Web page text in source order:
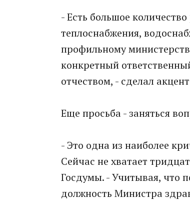
- Есть большое
теплоснабжения,
профильному
конкретный
отчеством, - сделал
Еще просьба - заняться
- Это одна из наиболее
Сейчас не хватает
Госдумы. - Учитывая, что
должность Министра